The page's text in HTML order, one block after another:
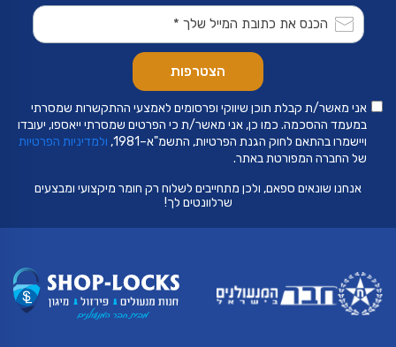
אני מאשר/ת קבלת תוכן שיווקי ופרסומים לאמצעי ההתקשרות שמסרתי
במעמד ההסכמה. כמו כן, אני מאשר/ת כי הפרטים שמסרתי ייאספו, יעובדו
ויישמרו בהתאם לחוק הגנת הפרטיות, התשמ"א–1981,
ולמדיניות הפרטיות
של החברה המפורטת באתר.
אנחנו שונאים ספאם, ולכן מתחייבים לשלוח רק חומר מיקצועי ומבצעים
שרלוונטים לך!